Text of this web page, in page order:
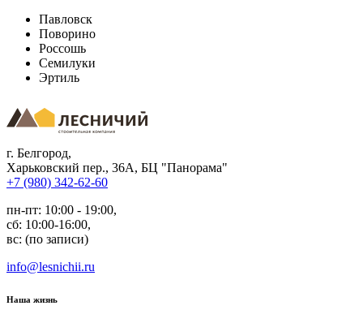
Павловск
Поворино
Россошь
Семилуки
Эртиль
г. Белгород,
Харьковский пер., 36А, БЦ "Панорама"
+7 (980) 342-62-60
пн-пт: 10:00 - 19:00,
сб: 10:00-16:00,
вс: (по записи)
info@lesnichii.ru
Наша жизнь